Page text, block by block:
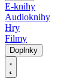
E-knihy
Audioknihy
Hry
Filmy
Doplnky